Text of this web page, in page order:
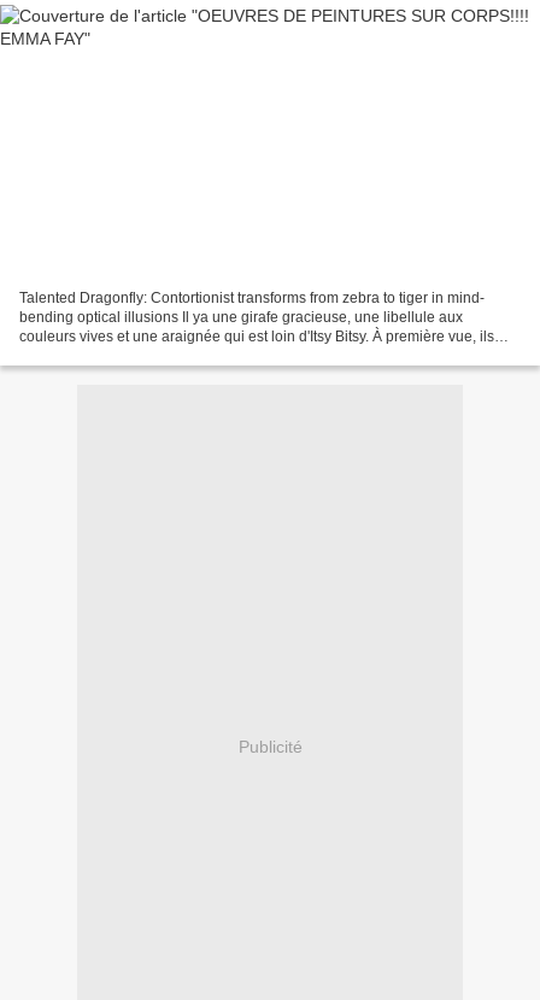
Talented Dragonfly: Contortionist transforms from zebra to tiger in mind-
bending optical illusions Il ya une girafe gracieuse, une libellule aux
couleurs vives et une araignée qui est loin d'Itsy Bitsy. À première vue, ils
Publicité